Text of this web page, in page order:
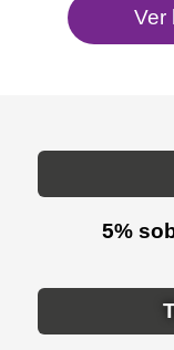
5%